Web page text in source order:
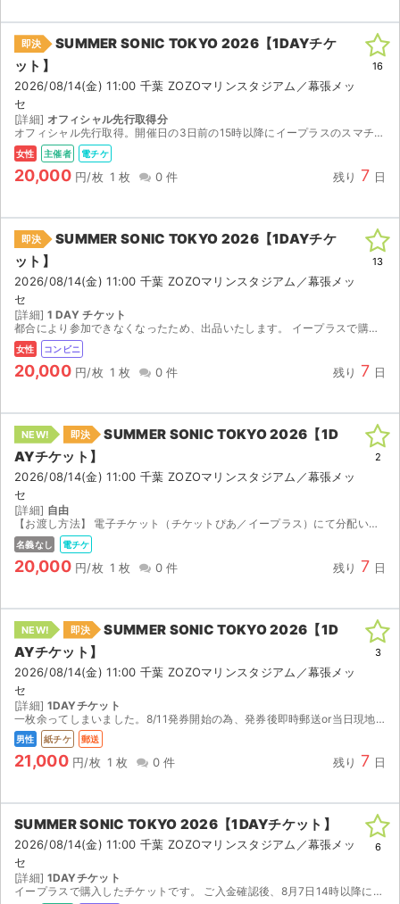
即決
SUMMER SONIC TOKYO 2026【1DAYチケ
ット】
2026/08/14(金) 11:00 千葉 ZOZOマリンスタジアム／幕張メッ
セ
[詳細] オフィシャル先行取得分
オフィシャル先行取得。開催日の3日前の15時以降にイープラスのスマチケで分配予定。
女性 主催者 電チケ
20,000 円/枚 1 枚 0 件 残り 7 日
16
即決
SUMMER SONIC TOKYO 2026【1DAYチケ
ット】
2026/08/14(金) 11:00 千葉 ZOZOマリンスタジアム／幕張メッ
セ
[詳細] 1 DAY チケット
都合により参加できなくなったため、出品いたします。 イープラスで購入したチケットです。 ご入金確認後、8月11日14:00以降にセブンイレブンでの発券番号をお伝えします。 発券の際に店頭発券手数...
女性 コンビニ
20,000 円/枚 1 枚 0 件 残り 7 日
13
NEW! 即決
SUMMER SONIC TOKYO 2026【1D
AYチケット】
2026/08/14(金) 11:00 千葉 ZOZOマリンスタジアム／幕張メッ
セ
[詳細] 自由
【お渡し方法】 電子チケット（チケットぴあ／イープラス）にて分配いたします。 分配可能になり次第、取引連絡にてURLをお送りします。 【注意事項】 公演が中止となった場合のみ、手数料を差し引い...
名義なし 電チケ
20,000 円/枚 1 枚 0 件 残り 7 日
2
NEW! 即決
SUMMER SONIC TOKYO 2026【1D
AYチケット】
2026/08/14(金) 11:00 千葉 ZOZOマリンスタジアム／幕張メッ
セ
[詳細] 1DAYチケット
一枚余ってしまいました。8/11発券開始の為、発券後即時郵送or当日現地にて手渡しいたします。 迅速な対応心掛けますので、何卒宜しくお願いいたします。
男性 紙チケ 郵送
21,000 円/枚 1 枚 0 件 残り 7 日
3
SUMMER SONIC TOKYO 2026【1DAYチケット】
2026/08/14(金) 11:00 千葉 ZOZOマリンスタジアム／幕張メッ
セ
[詳細] 1DAYチケット
イープラスで購入したチケットです。 ご入金確認後、8月7日14時以降にセブンイレブンでの発券番号をお伝えします。 発券の際に店頭発券手数料165円を別途お支払いください。
6